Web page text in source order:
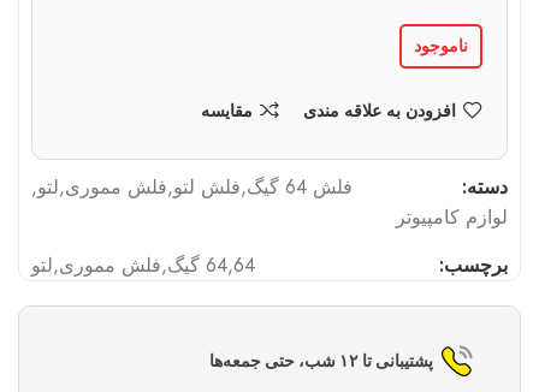
ناموجود
افزودن به علاقه مندی مقایسه
دسته: فلش 64 گیگ ,فلش لتو,فلش مموری,لتو,
لوازم کامپیوتر
برچسب:
64
,64 گیگ ,فلش مموری,لتو
پشتیبانی تا ۱۲ شب، حتی جمعه‌ها